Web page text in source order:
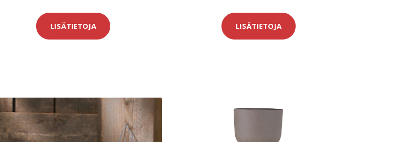
LISÄTIETOJA LISÄTIETOJA